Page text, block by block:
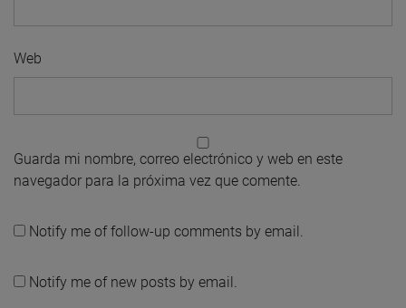
Web
Guarda mi nombre, correo electrónico y web en este
navegador para la próxima vez que comente.
Notify me of follow-up comments by email.
Notify me of new posts by email.